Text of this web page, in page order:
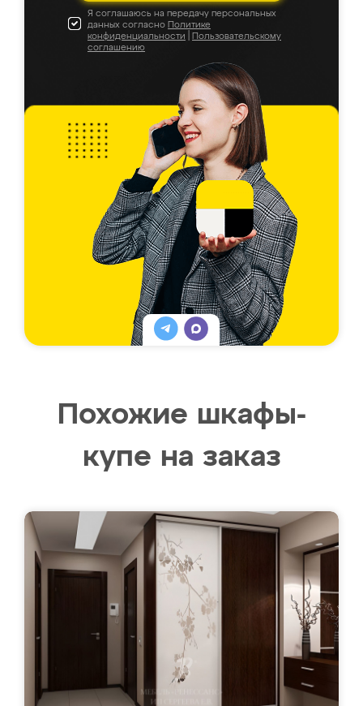
Я соглашаюсь на передачу персональных
данных согласно Политике
конфиденциальности
Пользовательскому
соглашению
Похожие шкафы-
купе на заказ